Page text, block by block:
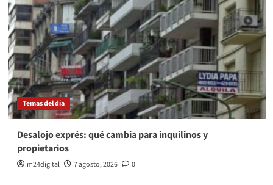
Temas del dia
Desalojo exprés: qué cambia para inquilinos y
propietarios
m24digital 7 agosto, 2026 0